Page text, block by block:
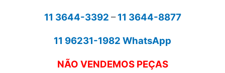
11 3644-3392 –11 3644-8877
11 96231-1982 WhatsApp
NÃO VENDEMOS PEÇAS